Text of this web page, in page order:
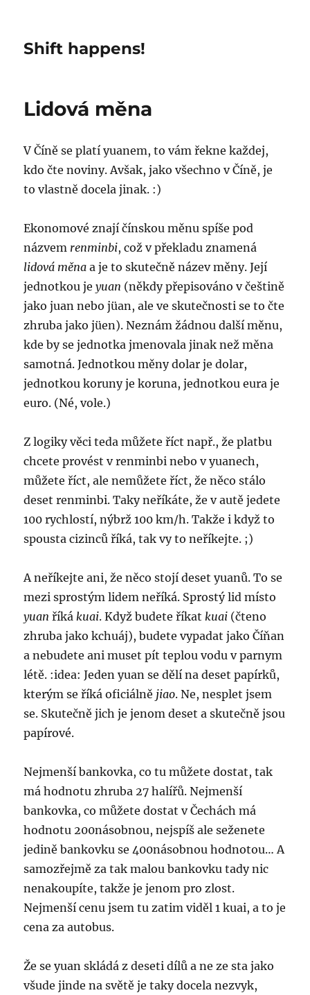
Shift happens!
Lidová měna
V Číně se platí yuanem, to vám řekne každej,
kdo čte noviny. Avšak, jako všechno v Číně, je
to vlastně docela jinak. :)
Ekonomové znají čínskou měnu spíše pod
názvem renminbi, což v překladu znamená
lidová měna a je to skutečně název měny. Její
jednotkou jeyuan (někdy přepisováno v češtině
jako juan nebo jüan, ale ve skutečnosti se to čte
zhruba jako jüen). Neznám žádnou další měnu,
kde by se jednotka jmenovala jinak než měna
samotná. Jednotkou měny dolar je dolar,
jednotkou koruny je koruna, jednotkou eura je
euro. (Né, vole.)
Z logiky věci teda můžete říct např., že platbu
chcete provést v renminbi nebo v yuanech,
můžete říct, ale nemůžete říct, že něco stálo
deset renminbi. Taky neříkáte, že v autě jedete
100 rychlostí, nýbrž 100 km/h. Takže i když to
spousta cizinců říká, tak vy to neříkejte. ;)
A neříkejte ani, že něco stojí deset yuanů. To se
mezi sprostým lidem neříká. Sprostý lid místo
yuan říkákuai. Když budete říkatkuai (čteno
zhruba jako kchuáj), budete vypadat jako Číňan
a nebudete ani muset pít teplou vodu v parnym
létě. :idea: Jeden yuan se dělí na deset papírků,
kterým se říká oficiálně jiao. Ne, nesplet jsem
se. Skutečně jich je jenom deset a skutečně jsou
papírové.
Nejmenší bankovka, co tu můžete dostat, tak
má hodnotu zhruba 27 halířů. Nejmenší
bankovka, co můžete dostat v Čechách má
hodnotu 200násobnou, nejspíš ale seženete
jedině bankovku se 400násobnou hodnotou… A
samozřejmě za tak malou bankovku tady nic
nenakoupíte, takže je jenom pro zlost.
Nejmenší cenu jsem tu zatim viděl 1 kuai, a to je
cena za autobus.
Že se yuan skládá z deseti dílů a ne ze sta jako
všude jinde na světě je taky docela nezvyk,